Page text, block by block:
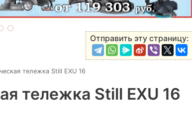
Отправить эту страницу:
тележка Still EXU 16
тележка Still EXU 16